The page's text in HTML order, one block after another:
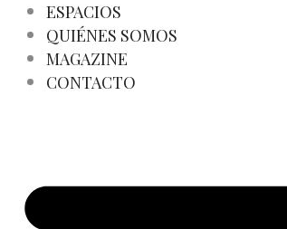
ESPACIOS
QUIÉNES SOMOS
MAGAZINE
CONTACTO